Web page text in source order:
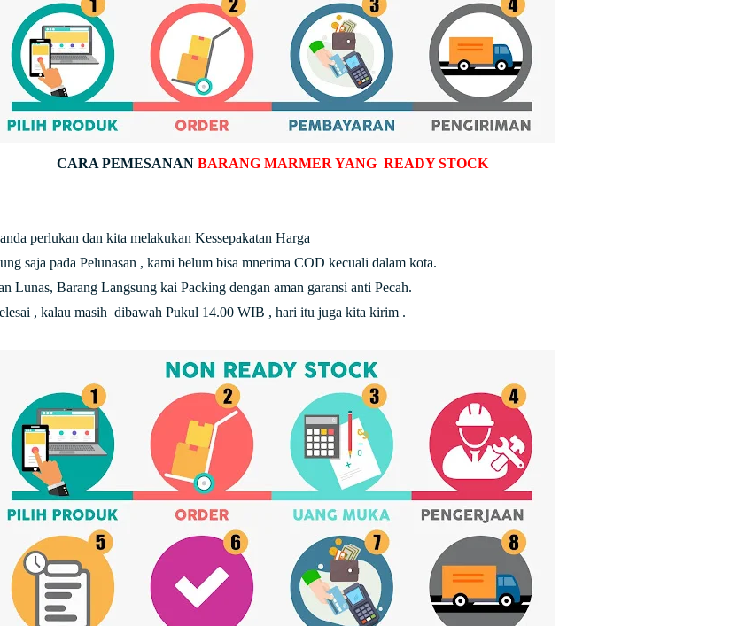
CARA PEMESANAN BARANG MARMER YANG READY STOCK
perlukan dan kita melakukan Kessepakatan Harga
saja pada Pelunasan , kami belum bisa mnerima COD kecuali dalam kota.
Lunas, Barang Langsung kai Packing dengan aman garansi anti Pecah.
, kalau masih dibawah Pukul 14.00 WIB , hari itu juga kita kirim .